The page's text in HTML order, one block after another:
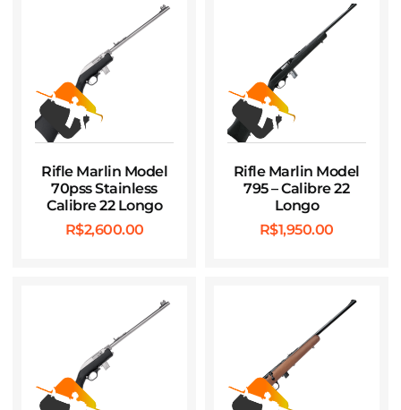
Rifle Marlin Model
70pss Stainless
Calibre 22 Longo
R$2,600.00
Rifle Marlin Model
795 – Calibre 22
Longo
R$1,950.00